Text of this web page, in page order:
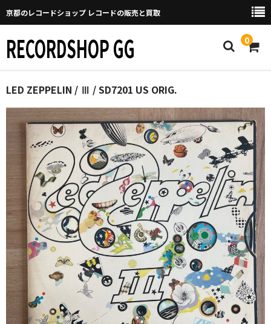
京都のレコードショップ レコードの販売と買取
RECORDSHOP GG 0
Home
マイページ
GGについて
買取について
取り置きなどについて
Categories
New Arrivals
新譜
GG RECORD （当店のレーベル）
全商品
LED ZEPPELIN / Ⅲ / SD7201 US ORIG.